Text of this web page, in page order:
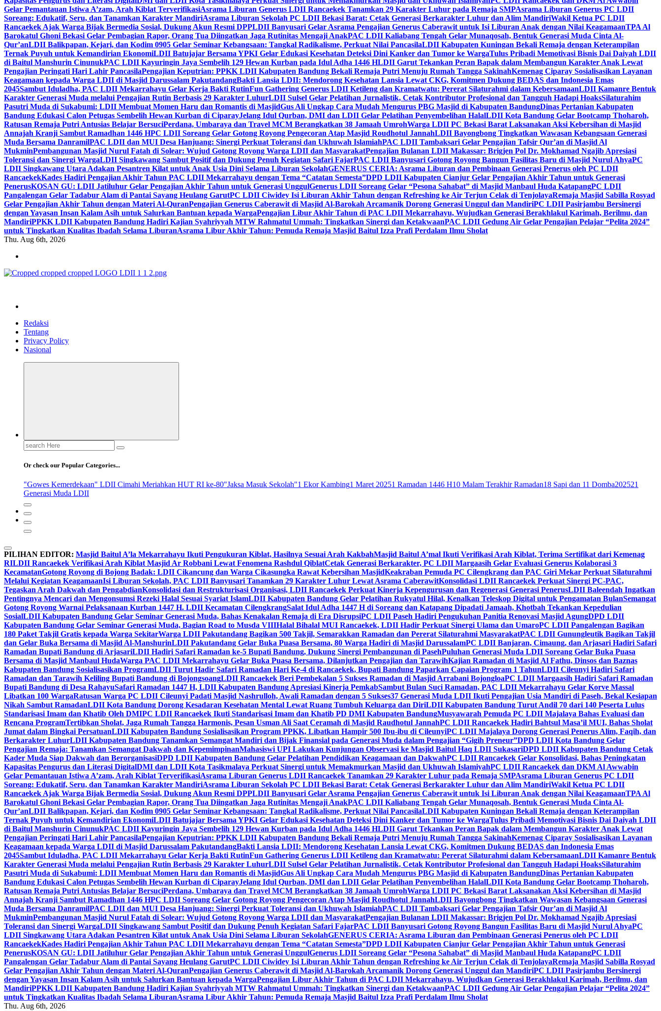
Gelar Pemantauan Istiwa A’zam, Arah Kiblat TerverifikasiAsrama Liburan Generus LDII Rancaekek Tanamkan 29 Karakter Luhur pada Remaja SMPAsrama Liburan Generus PC LDII
Soreang: Edukatif, Seru, dan Tanamkan Karakter MandiriAsrama Liburan Sekolah PC LDII Bekasi Barat: Cetak Generasi Berkarakter Luhur dan Alim MandiriWakil Ketua PC LDII
Rancaekek Ajak Warga Bijak Bermedia Sosial, Dukung Akun Resmi DPPLDII Banyusari Gelar Asrama Pengajian Generus Caberawit untuk Isi Liburan Anak dengan Nilai KeagamaanTPA Al
Barokatul Ghoni Bekasi Gelar Pembagian Rapor, Orang Tua Diingatkan Jaga Rutinitas Mengaji AnakPAC LDII Kaliabang Tengah Gelar Munaqosah, Bentuk Generasi Muda Cinta Al-
Qur’anLDII Balikpapan, Kejari, dan Kodim 0905 Gelar Seminar Kebangsaan: Tangkal Radikalisme, Perkuat Nilai PancasilaLDII Kabupaten Kuningan Bekali Remaja dengan Keterampilan
Ternak Puyuh untuk Kemandirian EkonomiLDII Batujajar Bersama YPKI Gelar Edukasi Kesehatan Deteksi Dini Kanker dan Tumor ke WargaTulus Pribadi Memotivasi Bisnis Dai Daiyah LDII
di Baitul Manshurin CinunukPAC LDII Kayuringin Jaya Sembelih 129 Hewan Kurban pada Idul Adha 1446 HLDII Garut Tekankan Peran Bapak dalam Membangun Karakter Anak Lewat
Pengajian Peringati Hari Lahir PancasilaPengajian Keputrian: PPKK LDII Kabupaten Bandung Bekali Remaja Putri Menuju Rumah Tangga SakinahKemenag Ciparay Sosialisasikan Layanan
Keagamaan kepada Warga LDII di Masjid Darussalam PakutandangBakti Lansia LDII: Mendorong Kesehatan Lansia Lewat CKG, Komitmen Dukung BEDAS dan Indonesia Emas
2045Sambut Iduladha, PAC LDII Mekarrahayu Gelar Kerja Bakti RutinFun Gathering Generus LDII Ketileng dan Kramatwatu: Pererat Silaturahmi dalam KebersamaanLDII Kamanre Bentuk
Karakter Generasi Muda melalui Pengajian Rutin Berbasis 29 Karakter LuhurLDII Sulsel Gelar Pelatihan Jurnalistik, Cetak Kontributor Profesional dan Tangguh Hadapi HoaksSilaturahim
Pasutri Muda di Sukabumi: LDII Membuat Momen Haru dan Romantis di MasjidGus Ali Ungkap Cara Mudah Mengurus PBG Masjid di Kabupaten BandungDinas Pertanian Kabupaten
Bandung Edukasi Calon Petugas Sembelih Hewan Kurban di CiparayJelang Idul Qurban, DMI dan LDII Gelar Pelatihan Penyembelihan HalalLDII Kota Bandung Gelar Bootcamp Thoharoh,
Ratusan Remaja Putri Antusias Belajar BersuciPerdana, Umbaraya dan Travel MCM Berangkatkan 38 Jamaah UmrohWarga LDII PC Bekasi Barat Laksanakan Aksi Kebersihan di Masjid
Annajah Kranji Sambut Ramadhan 1446 HPC LDII Soreang Gelar Gotong Royong Pengecoran Atap Masjid Roudhotul JannahLDII Bayongbong Tingkatkan Wawasan Kebangsaan Generasi
Muda Bersama DanramilPAC LDII dan MUI Desa Hanjuang: Sinergi Perkuat Toleransi dan Ukhuwah IslamiahPAC LDII Tambaksari Gelar Pengajian Tafsir Qur’an di Masjid Al
MukminPembangunan Masjid Nurul Fatah di Solear: Wujud Gotong Royong Warga LDII dan MasyarakatPengajian Bulanan LDII Makassar: Brigjen Pol Dr. Mokhamad Ngajib Apresiasi
Toleransi dan Sinergi WargaLDII Singkawang Sambut Positif dan Dukung Penuh Kegiatan Safari FajarPAC LDII Banyusari Gotong Royong Bangun Fasilitas Baru di Masjid Nurul AhyaPC
LDII Singkawang Utara Adakan Pesantren Kilat untuk Anak Usia Dini Selama Liburan SekolahGENERUS CERIA: Asrama Liburan dan Pembinaan Generasi Penerus oleh PC LDII
RancaekekKades Hadiri Pengajian Akhir Tahun PAC LDII Mekarrahayu dengan Tema “Catatan Semesta”DPD LDII Kabupaten Cianjur Gelar Pengajian Akhir Tahun untuk Generasi
PenerusKOSAN GU: LDII Jatiluhur Gelar Pengajian Akhir Tahun untuk Generasi UnggulGenerus LDII Soreang Gelar “Pesona Sahabat” di Masjid Manbaul Huda KatapangPC LDII
Pangalengan Gelar Tadabur Alam di Pantai Sayang Heulang GarutPC LDII Ciwidey Isi Liburan Akhir Tahun dengan Refreshing ke Air Terjun Celak di TenjolayaRemaja Masjid Sabilla Rosyad
Gelar Pengajian Akhir Tahun dengan Materi Al-QuranPengajian Generus Caberawit di Masjid Al-Barokah Arcamanik Dorong Generasi Unggul dan MandiriPC LDII Pasirjambu Bersinergi
dengan Yayasan Insan Kalam Asih untuk Salurkan Bantuan kepada WargaPengajian Libur Akhir Tahun di PAC LDII Mekarrahayu, Wujudkan Generasi Berakhlakul Karimah, Berilmu, dan
MandiriPPKK LDII Kabupaten Bandung Hadiri Kajian Syahriyyah MTW Rahmatul Ummah: Tingkatkan Sinergi dan KetakwaanPAC LDII Gedung Air Gelar Pengajian Pelajar “Pelita 2024”
untuk Tingkatkan Kualitas Ibadah Selama LiburanAsrama Libur Akhir Tahun: Pemuda Remaja Masjid Baitul Izza Prafi Perdalam Ilmu Sholat
Thu. Aug 6th, 2026
Redaksi
Tentang
Privacy Policy
Nasional
Search
for:
Or check our Popular Categories...
"Gowes Kemerdekaan" LDII Cimahi Meriahkan HUT RI ke-80"Jaksa Masuk Sekolah"1 Ekor Kambing1 Maret 20251 Ramadan 1446 H10 Malam Terakhir Ramadan18 Sapi dan 11 Domba202521
Generasi Muda LDII
PILIHAN EDITOR: Masjid Baitul A’la Mekarrahayu Ikuti Pengukuran Kiblat, Hasilnya Sesuai Arah KakbahMasjid Baitul A’mal Ikuti Verifikasi Arah Kiblat, Terima Sertifikat dari Kemenag
RILDII Rancaekek Verifikasi Arah Kiblat Masjid Ar Robbani Lewat Fenomena Rashdul QiblatCetak Generasi Berkarakter, PC LDII Margaasih Gelar Evaluasi Generus Kolaborasi 3
KecamatanGotong Royong di Bojong Badak: LDII Cikancung dan Warga Cikasungka Rawat Kebersihan MasjidKeakraban Pemuda PC Cilengkrang dan PAC Giri Mekar Perkuat Silaturahmi
Melalui Kegiatan KeagamaanIsi Liburan Sekolah, PAC LDII Banyusari Tanamkan 29 Karakter Luhur Lewat Asrama CaberawitKonsolidasi LDII Rancaekek Perkuat Sinergi PC-PAC,
Tegaskan Arah Dakwah dan PengabdianKonsolidasi dan Restrukturisasi Organisasi, LDII Rancaekek Perkuat Kinerja Kepengurusan dan Regenerasi Generasi PenerusLDII Baleendah Ingatkan
Pentingnya Mencari dan Mengonsumsi Rezeki Halal Sesuai Syariat IslamLDII Kabupaten Bandung Gelar Pelatihan Rukyatul Hilal, Kenalkan Teleskop Digital untuk Pengamatan BulanSemangat
Gotong Royong Warnai Pelaksanaan Kurban 1447 H. LDII Kecamatan CilengkrangSalat Idul Adha 1447 H di Soreang dan Katapang Dipadati Jamaah, Khotbah Tekankan Kepedulian
SosialLDII Kabupaten Bandung Gelar Seminar Generasi Muda, Bahas Kenakalan Remaja di Era DisrupsiPC LDII Paseh Hadiri Pengukuhan Panitia Renovasi Masjid AgungDPD LDII
Kabupaten Bandung Gelar Seminar Generasi Muda, Bagian Road to Musda VIIIHalal Bihalal MUI Rancaekek, LDII Hadir Perkuat Sinergi Ulama dan UmaroPC LDII Pangalengan Bagikan
180 Paket Takjil Gratis kepada Warga SekitarWarga LDII Pakutandang Bagikan 500 Takjil, Semarakkan Ramadan dan Pererat Silaturahmi MasyarakatPAC LDII Gunungleutik Bagikan Takjil
dan Gelar Buka Bersama di Masjid Al-ManshurinLDII Pakutandang Gelar Buka Puasa Bersama, 80 Warga Hadiri di Masjid DarussalamPC LDII Banjaran, Cimaung, dan Arjasari Hadiri Safari
Ramadan Bupati Bandung di ArjasariLDII Hadiri Safari Ramadan ke-5 Bupati Bandung, Dukung Sinergi Pembangunan di PasehPuluhan Generasi Muda LDII Soreang Gelar Buka Puasa
Bersama di Masjid Manbaul HudaWarga PAC LDII Mekarrahayu Gelar Buka Puasa Bersama, Dilanjutkan Pengajian dan TarawihKajian Ramadan di Masjid Al Fathu, Dinsos dan Baznas
Kabupaten Bandung Sosialisasikan ProgramLDII Turut Hadir Safari Ramadan Hari Ke-4 di Rancaekek, Bupati Bandung Paparkan Capaian Program 1 TahunLDII Cileunyi Hadiri Safari
Ramadan dan Tarawih Keliling Bupati Bandung di BojongsoangLDII Rancaekek Beri Pembekalan 5 Sukses Ramadan di Masjid Arrabani BojongloaPC LDII Margaasih Hadiri Safari Ramadan
Bupati Bandung di Desa RahayuSafari Ramadan 1447 H, LDII Kabupaten Bandung Apresiasi Kinerja PemkabSambut Bulan Suci Ramadan, PAC LDII Mekarrahayu Gelar Korve Massal
Libatkan 100 WargaRatusan Warga PC LDII Cileunyi Padati Masjid Nashrulloh, Awali Ramadan dengan 5 Sukses37 Generasi Muda LDII Ikuti Pengajian Usia Mandiri di Paseh, Bekal Kesiapan
Nikah Sambut RamadanLDII Kota Bandung Dorong Kesadaran Kesehatan Mental Lewat Ruang Tumbuh Keluarga dan DiriLDII Kabupaten Bandung Turut Andil 70 dari 140 Peserta Lulus
Standarisasi Imam dan Khatib Oleh DMIPC LDII Rancaekek Ikuti Standarisasi Imam dan Khatib PD DMI Kabupaten BandungMusyawarah Pemuda PC LDII Majalaya Bahas Evaluasi dan
Rencana ProgramTertibkan Sholat, Jaga Rumah Tangga Harmonis, Pesan Usman Ali Saat Ceramah di Masjid Raudhotul JannahPC LDII Rancaekek Hadiri Bahtsul Masa’il MUI, Bahas Sholat
Jumat dalam Bingkai PersatuanLDII Kabupaten Bandung Sosialisasikan Program PPKK, Libatkan Hampir 500 Ibu-ibu di CileunyiPC LDII Majalaya Dorong Generasi Penerus Alim, Faqih, dan
Berkarakter LuhurLDII Kabupaten Bandung Tanamkan Semangat Mandiri dan Bijak Finansial pada Generasi Muda dalam Pengajian “Gigih Preneur”DPD LDII Kota Bandung Gelar
Pengajian Remaja: Tanamkan Semangat Dakwah dan KepemimpinanMahasiswi UPI Lakukan Kunjungan Observasi ke Masjid Baitul Haq LDII SukasariDPD LDII Kabupaten Bandung Cetak
Kader Muda Siap Dakwah dan BerorganisasiDPD LDII Kabupaten Bandung Gelar Pelatihan Pendidikan Keagamaan dan DakwahPC LDII Rancaekek Gelar Konsolidasi, Bahas Peningkatan
Kapasitas Pengurus dan Literasi DigitalDMI dan LDII Kota Tasikmalaya Perkuat Sinergi untuk Memakmurkan Masjid dan Ukhuwah IslamiyahPC LDII Rancaekek dan DKM Al Awwabin
Gelar Pemantauan Istiwa A’zam, Arah Kiblat TerverifikasiAsrama Liburan Generus LDII Rancaekek Tanamkan 29 Karakter Luhur pada Remaja SMPAsrama Liburan Generus PC LDII
Soreang: Edukatif, Seru, dan Tanamkan Karakter MandiriAsrama Liburan Sekolah PC LDII Bekasi Barat: Cetak Generasi Berkarakter Luhur dan Alim MandiriWakil Ketua PC LDII
Rancaekek Ajak Warga Bijak Bermedia Sosial, Dukung Akun Resmi DPPLDII Banyusari Gelar Asrama Pengajian Generus Caberawit untuk Isi Liburan Anak dengan Nilai KeagamaanTPA Al
Barokatul Ghoni Bekasi Gelar Pembagian Rapor, Orang Tua Diingatkan Jaga Rutinitas Mengaji AnakPAC LDII Kaliabang Tengah Gelar Munaqosah, Bentuk Generasi Muda Cinta Al-
Qur’anLDII Balikpapan, Kejari, dan Kodim 0905 Gelar Seminar Kebangsaan: Tangkal Radikalisme, Perkuat Nilai PancasilaLDII Kabupaten Kuningan Bekali Remaja dengan Keterampilan
Ternak Puyuh untuk Kemandirian EkonomiLDII Batujajar Bersama YPKI Gelar Edukasi Kesehatan Deteksi Dini Kanker dan Tumor ke WargaTulus Pribadi Memotivasi Bisnis Dai Daiyah LDII
di Baitul Manshurin CinunukPAC LDII Kayuringin Jaya Sembelih 129 Hewan Kurban pada Idul Adha 1446 HLDII Garut Tekankan Peran Bapak dalam Membangun Karakter Anak Lewat
Pengajian Peringati Hari Lahir PancasilaPengajian Keputrian: PPKK LDII Kabupaten Bandung Bekali Remaja Putri Menuju Rumah Tangga SakinahKemenag Ciparay Sosialisasikan Layanan
Keagamaan kepada Warga LDII di Masjid Darussalam PakutandangBakti Lansia LDII: Mendorong Kesehatan Lansia Lewat CKG, Komitmen Dukung BEDAS dan Indonesia Emas
2045Sambut Iduladha, PAC LDII Mekarrahayu Gelar Kerja Bakti RutinFun Gathering Generus LDII Ketileng dan Kramatwatu: Pererat Silaturahmi dalam KebersamaanLDII Kamanre Bentuk
Karakter Generasi Muda melalui Pengajian Rutin Berbasis 29 Karakter LuhurLDII Sulsel Gelar Pelatihan Jurnalistik, Cetak Kontributor Profesional dan Tangguh Hadapi HoaksSilaturahim
Pasutri Muda di Sukabumi: LDII Membuat Momen Haru dan Romantis di MasjidGus Ali Ungkap Cara Mudah Mengurus PBG Masjid di Kabupaten BandungDinas Pertanian Kabupaten
Bandung Edukasi Calon Petugas Sembelih Hewan Kurban di CiparayJelang Idul Qurban, DMI dan LDII Gelar Pelatihan Penyembelihan HalalLDII Kota Bandung Gelar Bootcamp Thoharoh,
Ratusan Remaja Putri Antusias Belajar BersuciPerdana, Umbaraya dan Travel MCM Berangkatkan 38 Jamaah UmrohWarga LDII PC Bekasi Barat Laksanakan Aksi Kebersihan di Masjid
Annajah Kranji Sambut Ramadhan 1446 HPC LDII Soreang Gelar Gotong Royong Pengecoran Atap Masjid Roudhotul JannahLDII Bayongbong Tingkatkan Wawasan Kebangsaan Generasi
Muda Bersama DanramilPAC LDII dan MUI Desa Hanjuang: Sinergi Perkuat Toleransi dan Ukhuwah IslamiahPAC LDII Tambaksari Gelar Pengajian Tafsir Qur’an di Masjid Al
MukminPembangunan Masjid Nurul Fatah di Solear: Wujud Gotong Royong Warga LDII dan MasyarakatPengajian Bulanan LDII Makassar: Brigjen Pol Dr. Mokhamad Ngajib Apresiasi
Toleransi dan Sinergi WargaLDII Singkawang Sambut Positif dan Dukung Penuh Kegiatan Safari FajarPAC LDII Banyusari Gotong Royong Bangun Fasilitas Baru di Masjid Nurul AhyaPC
LDII Singkawang Utara Adakan Pesantren Kilat untuk Anak Usia Dini Selama Liburan SekolahGENERUS CERIA: Asrama Liburan dan Pembinaan Generasi Penerus oleh PC LDII
RancaekekKades Hadiri Pengajian Akhir Tahun PAC LDII Mekarrahayu dengan Tema “Catatan Semesta”DPD LDII Kabupaten Cianjur Gelar Pengajian Akhir Tahun untuk Generasi
PenerusKOSAN GU: LDII Jatiluhur Gelar Pengajian Akhir Tahun untuk Generasi UnggulGenerus LDII Soreang Gelar “Pesona Sahabat” di Masjid Manbaul Huda KatapangPC LDII
Pangalengan Gelar Tadabur Alam di Pantai Sayang Heulang GarutPC LDII Ciwidey Isi Liburan Akhir Tahun dengan Refreshing ke Air Terjun Celak di TenjolayaRemaja Masjid Sabilla Rosyad
Gelar Pengajian Akhir Tahun dengan Materi Al-QuranPengajian Generus Caberawit di Masjid Al-Barokah Arcamanik Dorong Generasi Unggul dan MandiriPC LDII Pasirjambu Bersinergi
dengan Yayasan Insan Kalam Asih untuk Salurkan Bantuan kepada WargaPengajian Libur Akhir Tahun di PAC LDII Mekarrahayu, Wujudkan Generasi Berakhlakul Karimah, Berilmu, dan
MandiriPPKK LDII Kabupaten Bandung Hadiri Kajian Syahriyyah MTW Rahmatul Ummah: Tingkatkan Sinergi dan KetakwaanPAC LDII Gedung Air Gelar Pengajian Pelajar “Pelita 2024”
untuk Tingkatkan Kualitas Ibadah Selama LiburanAsrama Libur Akhir Tahun: Pemuda Remaja Masjid Baitul Izza Prafi Perdalam Ilmu Sholat
Thu. Aug 6th, 2026